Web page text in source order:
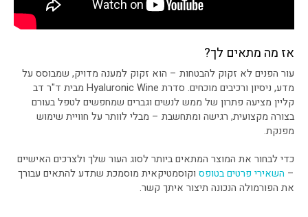
אז מה מתאים לך?
עור הפנים לא זקוק להבטחות – הוא זקוק למענה מדויק, שמבוסס על
מדע, ניסיון ורכיבים מוכחים. סדרת Hyaluronic Wine מבית ד"ר דב
קליין מציעה פתרון של ממש לנשים וגברים שמחפשים לטפל בעורם
בצורה מקצועית, רגישה ומתחשבת – מבלי לוותר על חוויית שימוש
מפנקת.
כדי לבחור את המוצר המתאים ביותר לסוג העור שלך ולצרכים האישיים
– השאירי פרטים בטופס וקוסמטיקאית מוסמכת שתדע להתאים עבורך
את הפורמולה הנכונה תיצור איתך קשר.